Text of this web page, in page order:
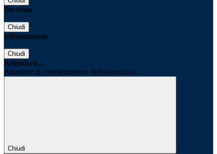
Successo
Chiudi
Informazione
Chiudi
Attendere...
Attendere il completamento dell'operazione...
Chiudi